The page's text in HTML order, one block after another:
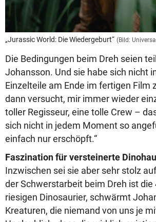
„Jurassic World: Die Wiedergeburt“ (Bild:
Die Bedingungen beim Dreh seien
Johansson. Und sie habe sich nicht
Einzelteile am Ende im fertigen Film
dann versucht, mir immer wieder
toller Regisseur, eine tolle Crew –
sich nicht in jedem Moment so
einfach nur erschöpft.“
Faszination für versteinerte
Inzwischen sei sie aber sehr stolz
der Schwerstarbeit beim Dreh ist
riesigen Dinosaurier, schwärmt
Kreaturen, die niemand von uns je